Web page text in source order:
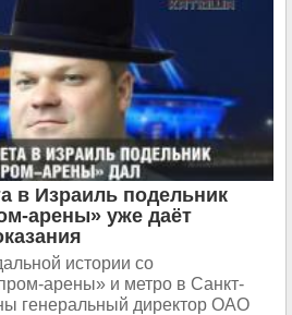
в Израиль подельник
арены» уже даёт
истории со
арены» и метро в Санкт-
генеральный директор ОАО